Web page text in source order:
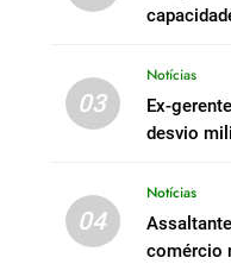
03
Notícias
Ex-
desvio
04
Notícias
comércio